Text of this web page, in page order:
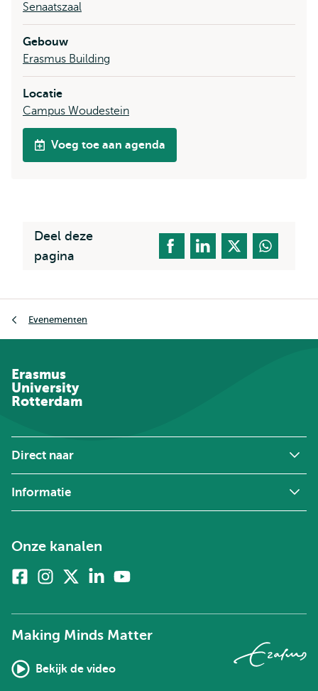
Senaatszaal
Gebouw
Erasmus Building
Locatie
Campus Woudestein
Voeg toe aan agenda
Deel deze
pagina
Evenementen
Erasmus
University
Rotterdam
Direct naar
Informatie
Onze kanalen
FacebookInstagram
twitter)
Linkedin
Making Minds Matter
Bekijk de video